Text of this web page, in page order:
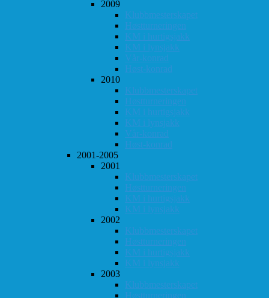
2009
Klubbmesterskapet
Høstturneringen
KM i hurtigsjakk
KM i lynsjakk
Vår-konrad
Høst-konrad
2010
Klubbmesterskapet
Høstturneringen
KM i hurtigsjakk
KM i lynsjakk
Vår-konrad
Høst-konrad
2001-2005
2001
Klubbmesterskapet
Høstturneringen
KM i hurtigsjakk
KM i lynsjakk
2002
Klubbmesterskapet
Høstturneringen
KM i hurtigsjakk
KM i lynsjakk
2003
Klubbmesterskapet
Høstturneringen